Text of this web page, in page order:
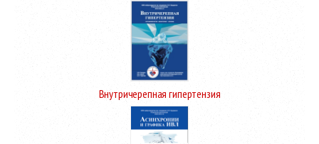
Внутричерепная гипертензия